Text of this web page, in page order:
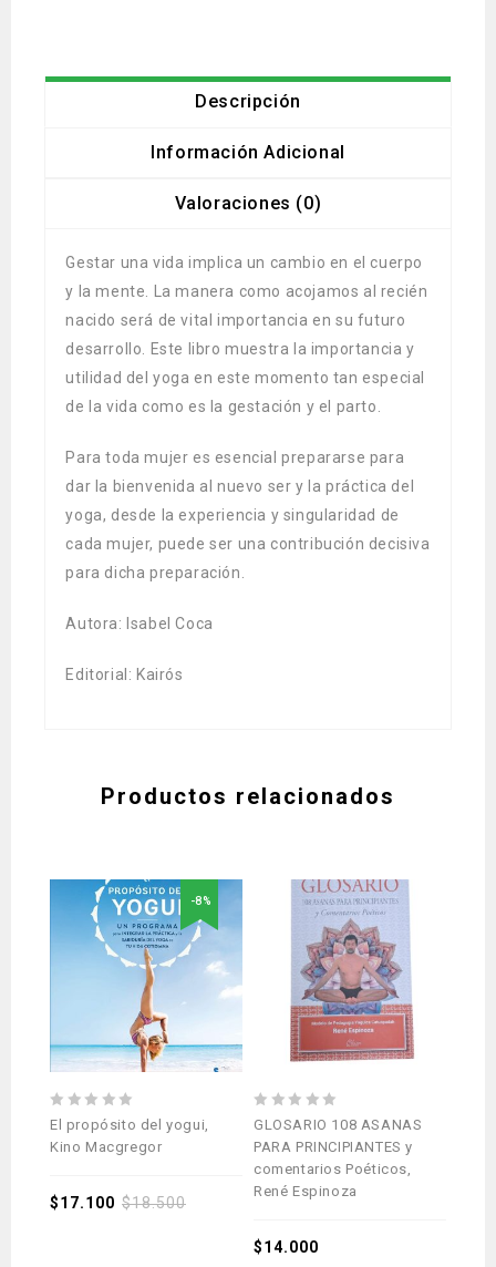
Descripción
Información Adicional
Valoraciones (0)
Gestar una vida implica un cambio en el cuerpo
y la mente. La manera como acojamos al recién
nacido será de vital importancia en su futuro
desarrollo. Este libro muestra la importancia y
utilidad del yoga en este momento tan especial
de la vida como es la gestación y el parto.
Para toda mujer es esencial prepararse para
dar la bienvenida al nuevo ser y la práctica del
yoga, desde la experiencia y singularidad de
cada mujer, puede ser una contribución decisiva
para dicha preparación.
Autora: Isabel Coca
Editorial: Kairós
Productos relacionados
-8%
0
El propósito del yogui,
Kino Macgregor
$18.500
$17.100
0
GLOSARIO 108 ASANAS
PARA PRINCIPIANTES y
comentarios Poéticos,
René Espinoza
$14.000